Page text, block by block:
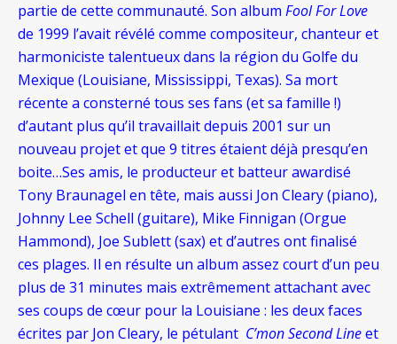
partie de cette communauté. Son album Fool For Love
de 1999 l’avait révélé comme compositeur, chanteur et
harmoniciste talentueux dans la région du Golfe du
Mexique (Louisiane, Mississippi, Texas). Sa mort
récente a consterné tous ses fans (et sa famille !)
d’autant plus qu’il travaillait depuis 2001 sur un
nouveau projet et que 9 titres étaient déjà presqu’en
boite…Ses amis, le producteur et batteur awardisé
Tony Braunagel en tête, mais aussi Jon Cleary (piano),
Johnny Lee Schell (guitare), Mike Finnigan (Orgue
Hammond), Joe Sublett (sax) et d’autres ont finalisé
ces plages. Il en résulte un album assez court d’un peu
plus de 31 minutes mais extrêmement attachant avec
ses coups de cœur pour la Louisiane : les deux faces
écrites par Jon Cleary, le pétulant C’mon Second Lineet